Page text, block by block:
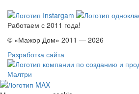
Работаем с 2011 года!
© «Мажор Дом» 2011 — 2026
Разработка сайта